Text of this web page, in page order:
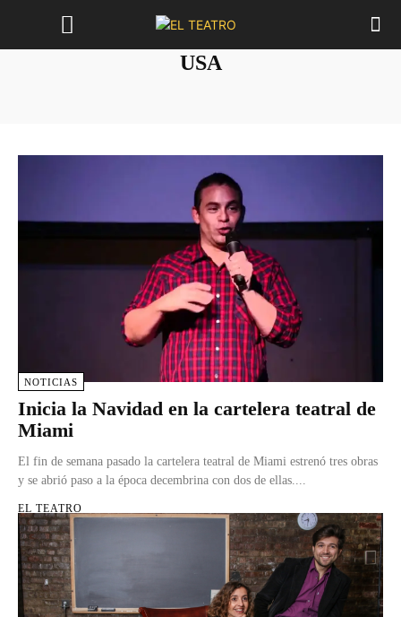
USA
NOTICIAS
Inicia la Navidad en la cartelera teatral de
Miami
El fin de semana pasado la cartelera teatral de Miami estrenó tres obras
y se abrió paso a la época decembrina con dos de ellas....
EL TEATRO